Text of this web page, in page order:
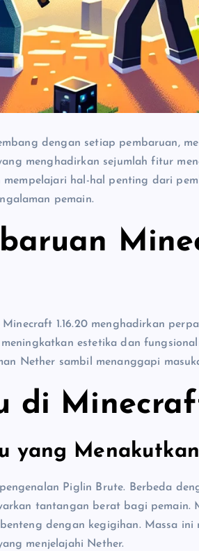
dengan setiap pembaruan,
menghadirkan sejumlah fitur
hal-hal penting dari
pemain.
1.16.20 menghadirkan
estetika dan
Nether sambil menanggapi
di Minecraft
yang Menakutkan
Piglin Brute. Berbeda
tantangan berat bagi pemain.
dengan kegigihan. Massa ini
menjelajahi Nether.